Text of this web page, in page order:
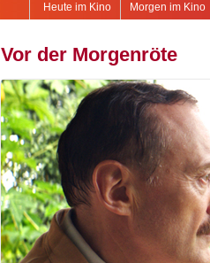
Morgen im Kino
Heute im Kino
Vor der Morgenröte